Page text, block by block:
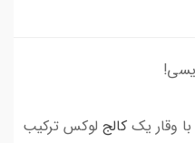
وقار یک کالج لوکس ترکیب